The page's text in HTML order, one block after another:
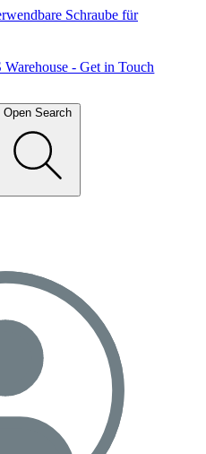
Schraube für
- Get in Touch
Open Search